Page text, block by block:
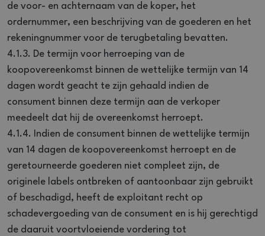
de voor- en achternaam van de koper, het
ordernummer, een beschrijving van de goederen en het
rekeningnummer voor de terugbetaling bevatten.
4.1.3. De termijn voor herroeping van de
koopovereenkomst binnen de wettelijke termijn van 14
dagen wordt geacht te zijn gehaald indien de
consument binnen deze termijn aan de verkoper
meedeelt dat hij de overeenkomst herroept.
4.1.4. Indien de consument binnen de wettelijke termijn
van 14 dagen de koopovereenkomst herroept en de
geretourneerde goederen niet compleet zijn, de
originele labels ontbreken of aantoonbaar zijn gebruikt
of beschadigd, heeft de exploitant recht op
schadevergoeding van de consument en is hij gerechtigd
de daaruit voortvloeiende vordering tot